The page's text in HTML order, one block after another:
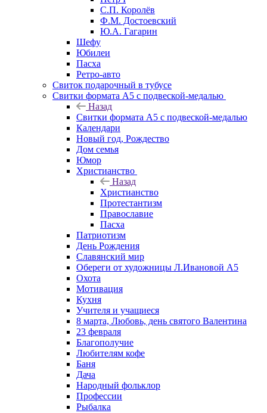
С.П. Королёв
Ф.М. Достоевский
Ю.А. Гагарин
Шефу
Юбилеи
Пасха
Ретро-авто
Свиток подарочный в тубусе
Свитки формата А5 с подвеской-медалью
Назад
Свитки формата А5 с подвеской-медалью
Календари
Новый год, Рождество
Дом семья
Юмор
Христианство
Назад
Христианство
Протестантизм
Православие
Пасха
Патриотизм
День Рождения
Славянский мир
Обереги от художницы Л.Ивановой А5
Охота
Мотивация
Кухня
Учителя и учащиеся
8 марта, Любовь, день святого Валентина
23 февраля
Благополучие
Любителям кофе
Баня
Дача
Народный фольклор
Профессии
Рыбалка